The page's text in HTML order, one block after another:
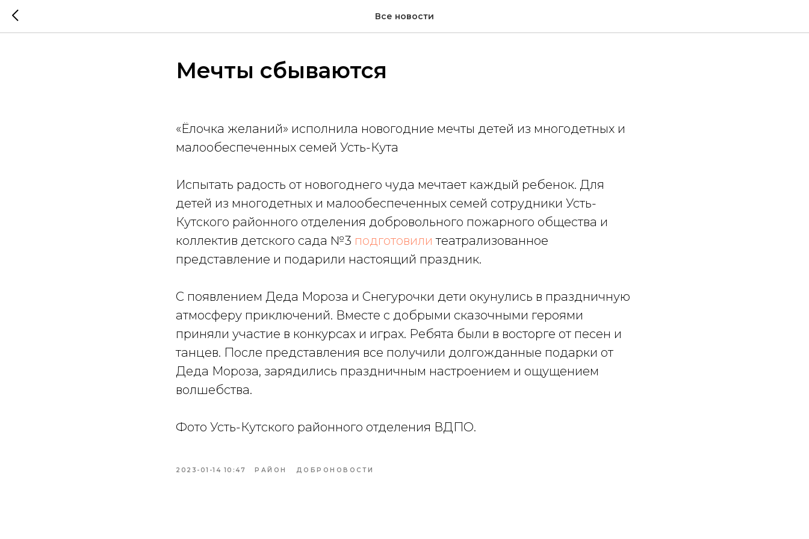
Все новости
Мечты сбываются
«Ёлочка желаний» исполнила новогодние мечты детей из многодетных и
малообеспеченных семей Усть-Кута
Испытать радость от новогоднего чуда мечтает каждый ребенок. Для
детей из многодетных и малообеспеченных семей сотрудники Усть-
Кутского районного отделения добровольного пожарного общества и
коллектив детского сада №3 подготовили театрализованное
представление и подарили настоящий праздник.
С появлением Деда Мороза и Снегурочки дети окунулись в праздничную
атмосферу приключений. Вместе с добрыми сказочными героями
приняли участие в конкурсах и играх. Ребята были в восторге от песен и
танцев. После представления все получили долгожданные подарки от
Деда Мороза, зарядились праздничным настроением и ощущением
волшебства.
Фото Усть-Кутского районного отделения ВДПО.
2023-01-14 10:47 РАЙОН ДОБРОНОВОСТИ